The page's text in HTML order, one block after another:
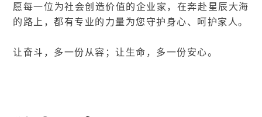
愿每一位为社会创造价值的企业家，在奔赴星辰大海
的路上，都有专业的力量为您守护身心、呵护家人。
让奋斗，多一份从容；让生命，多一份安心。